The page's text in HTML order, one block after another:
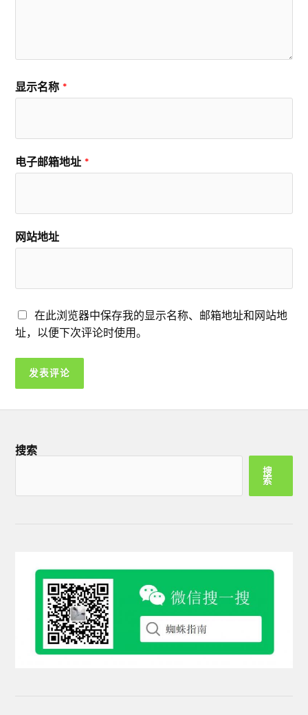
显示名称 *
电子邮箱地址 *
网站地址
在此浏览器中保存我的显示名称、邮箱地址和网站地
址，以便下次评论时使用。
搜索
搜
索